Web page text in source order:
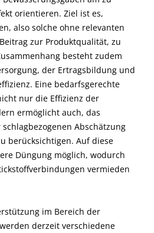
orientieren. Ziel ist es,
also solche ohne relevanten
zur Produktqualität, zu
besteht zudem
der Ertragsbildung und
Eine bedarfsgerechte
nur die Effizienz der
ermöglicht auch, das
Abschätzung
berücksichtigen. Auf diese
Düngung möglich, wodurch
vermieden
im Bereich der
derzeit verschiedene